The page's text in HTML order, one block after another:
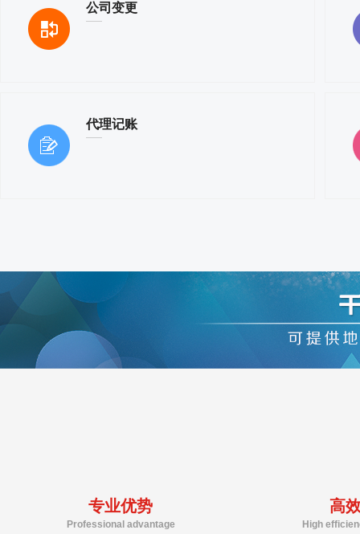
公司变更
代理记账
专业优势
Professional advantage
高
High